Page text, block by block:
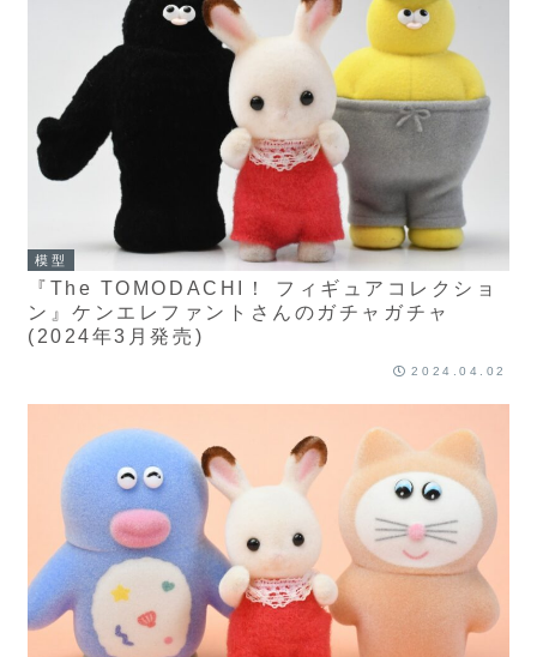
模型
『The TOMODACHI！ フィギュアコレクショ
ン』ケンエレファントさんのガチャガチャ
(2024年3月発売)
2024.04.02